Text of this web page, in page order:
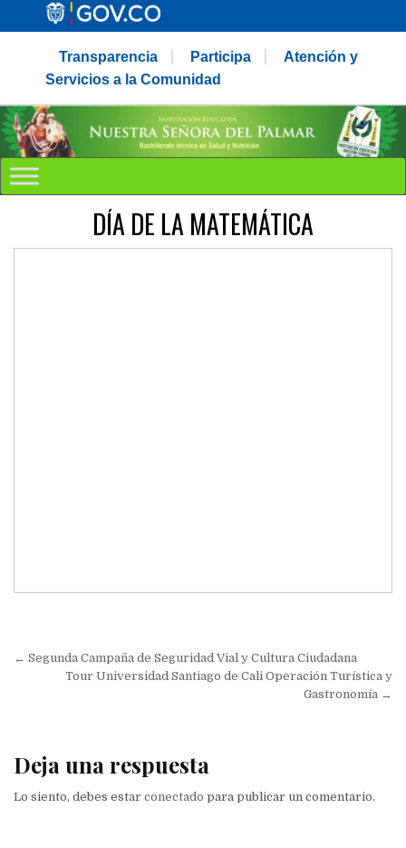
Transparencia Participa
Atención y
Servicios a la Comunidad
DÍA DE LA MATEMÁTICA
Navegación
← Segunda Campaña de Seguridad Vial y Cultura Ciudadana
Tour Universidad Santiago de Cali Operación Turística y
Gastronomía →
Deja una respuesta
Lo siento, debes estar conectado para publicar un comentario.